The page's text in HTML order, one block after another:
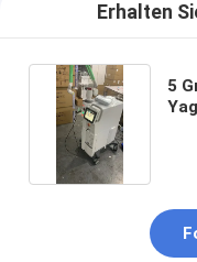
Erhalten
5